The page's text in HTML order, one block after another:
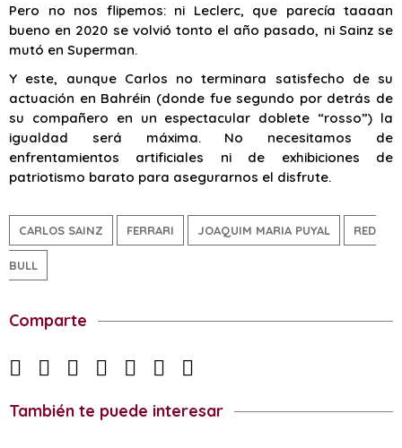
Pero no nos flipemos: ni Leclerc, que parecía taaaan
bueno en 2020 se volvió tonto el año pasado, ni Sainz se
mutó en Superman.
Y este, aunque Carlos no terminara satisfecho de su
actuación en Bahréin (donde fue segundo por detrás de
su compañero en un espectacular doblete “rosso”) la
igualdad será máxima. No necesitamos de
enfrentamientos artificiales ni de exhibiciones de
patriotismo barato para asegurarnos el disfrute.
CARLOS SAINZ FERRARI JOAQUIM MARIA PUYAL RED
BULL
Comparte
También te puede interesar